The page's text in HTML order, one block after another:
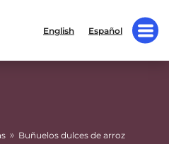
English Español
» Buñuelos dulces de arroz